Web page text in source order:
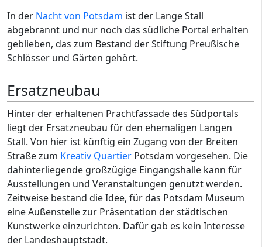
In der Nacht von Potsdam ist der Lange Stall
abgebrannt und nur noch das südliche Portal erhalten
geblieben, das zum Bestand der Stiftung Preußische
Schlösser und Gärten gehört.
Ersatzneubau
Hinter der erhaltenen Prachtfassade des Südportals
liegt der Ersatzneubau für den ehemaligen Langen
Stall. Von hier ist künftig ein Zugang von der Breiten
Straße zum Kreativ Quartier Potsdam vorgesehen. Die
dahinterliegende großzügige Eingangshalle kann für
Ausstellungen und Veranstaltungen genutzt werden.
Zeitweise bestand die Idee, für das Potsdam Museum
eine Außenstelle zur Präsentation der städtischen
Kunstwerke einzurichten. Dafür gab es kein Interesse
der Landeshauptstadt.